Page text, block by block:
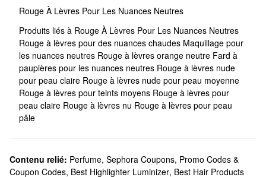
Rouge À Lèvres Pour Les Nuances Neutres
Produits liés à Rouge À Lèvres Pour Les Nuances Neutres
Rouge à lèvres pour des nuances chaudes Maquillage pour
les nuances neutres Rouge à lèvres orange neutre Fard à
paupières pour les nuances neutres Rouge à lèvres nude
pour peau claire Rouge à lèvres nude pour peau moyenne
Rouge à lèvres pour teints moyens Rouge à lèvres pour
peau claire Rouge à lèvres nu Rouge à lèvres pour peau
pâle
Contenu relié: Perfume, Sephora Coupons, Promo Codes &
Coupon Codes, Best Highlighter Luminizer, Best Hair Products